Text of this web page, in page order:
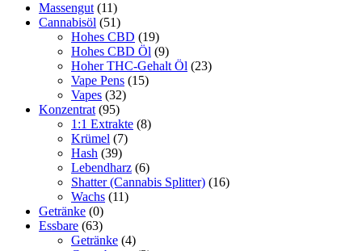
Massengut (11)
Cannabisöl (51)
Hohes CBD (19)
Hohes CBD Öl (9)
Hoher THC-Gehalt Öl (23)
Vape Pens (15)
Vapes (32)
Konzentrat (95)
1:1 Extrakte (8)
Krümel (7)
Hash (39)
Lebendharz (6)
Shatter (Cannabis Splitter) (16)
Wachs (11)
Getränke (0)
Essbare (63)
Getränke (4)